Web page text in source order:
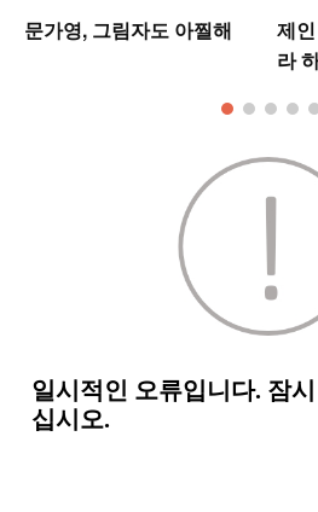
문가영, 그림자도 아찔해
제
라